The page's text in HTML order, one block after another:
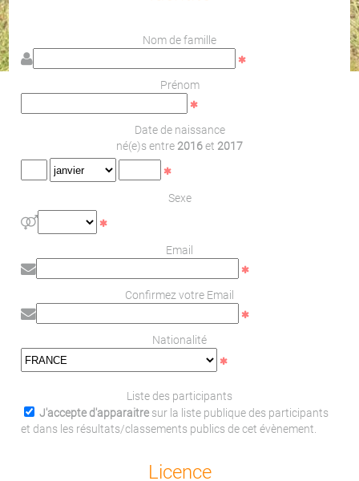
Nom de famille
Prénom
Date de naissance
né(e)s entre 2016et 2017
Sexe
Email
Confirmez votre Email
Nationalité
Liste des participants
J'accepte d'apparaitresur la liste publique des participants
et dans les résultats/classements publics de cet évènement.
Licence